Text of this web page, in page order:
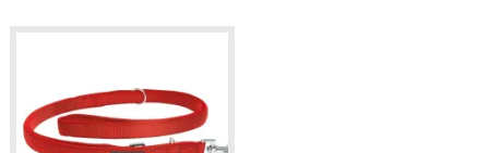
gekozen
de
productpagina
€16.99